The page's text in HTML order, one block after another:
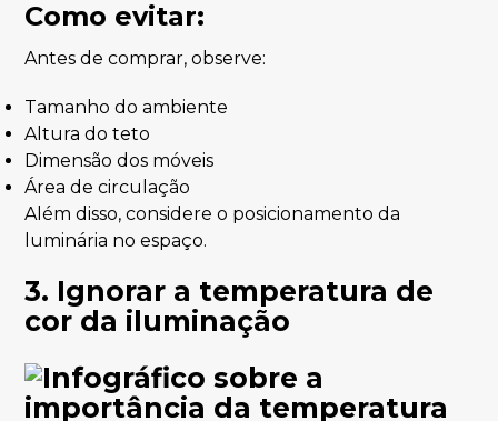
Como evitar:
Antes de comprar, observe:
Tamanho do ambiente
Altura do teto
Dimensão dos móveis
Área de circulação
Além disso, considere o posicionamento da
luminária no espaço.
3. Ignorar a temperatura de
cor da iluminação